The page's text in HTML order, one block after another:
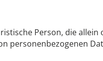
Person, die
personenbezogenen